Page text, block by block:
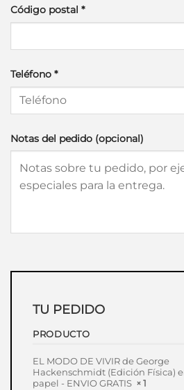
Código postal *
Teléfono *
Notas del pedido (opcional)
TU PEDIDO
PRODUCTO
EL MODO DE VIVIR de George
Hackenschmidt (Edición Física)
papel - ENVIO GRATIS × 1